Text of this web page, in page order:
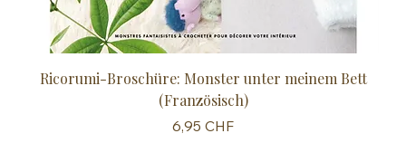
Ricorumi-Broschüre: Monster unter meinem Bett
(Französisch)
Preis
6,95 CHF